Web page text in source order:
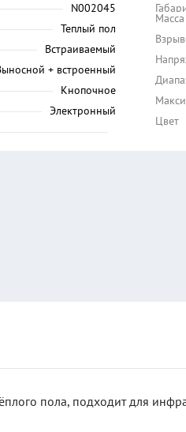
N002045
Теплый пол
Встраиваемый
+ встроенный
Кнопочное
Электронный
Цвет
пола, подходит для